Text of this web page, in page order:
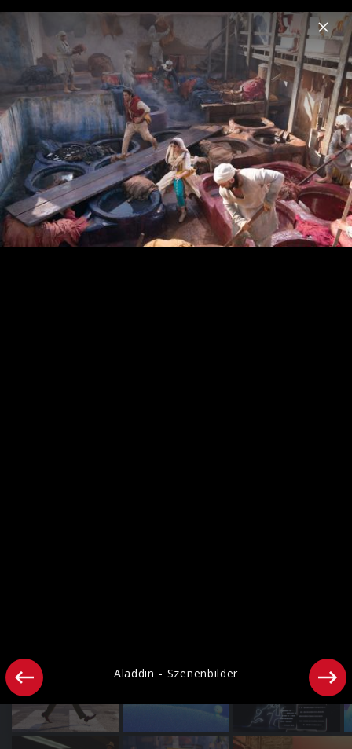
Menu
Disney Soundtracks
Home News Musik Videos Fotos
LUCA - Szenenbilder & Pressefotos
Aladdin - Szenenbilder